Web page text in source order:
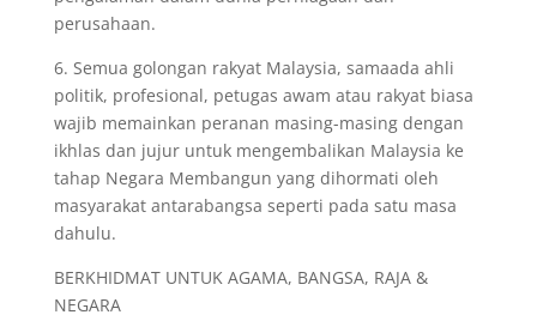
perusahaan.
6. Semua golongan rakyat Malaysia, samaada ahli
politik, profesional, petugas awam atau rakyat biasa
wajib memainkan peranan masing-masing dengan
ikhlas dan jujur untuk mengembalikan Malaysia ke
tahap Negara Membangun yang dihormati oleh
masyarakat antarabangsa seperti pada satu masa
dahulu.
BERKHIDMAT UNTUK AGAMA, BANGSA, RAJA &
NEGARA